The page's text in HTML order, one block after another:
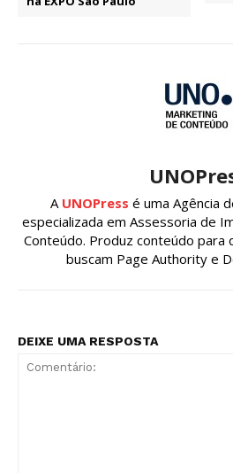
A UNOPress é uma Agência
especializada em Assessoria de
Conteúdo. Produz conteúdo para
buscam Page Authority e
DEIXE UMA RESPOSTA